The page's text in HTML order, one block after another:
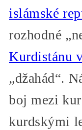
islámské
rozhodné
Kurdistánu
„džahád“.
boj mezi
kurdskými